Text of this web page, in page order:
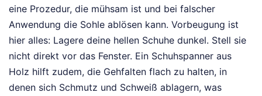
eine Prozedur, die mühsam ist und bei falscher
Anwendung die Sohle ablösen kann. Vorbeugung ist
hier alles: Lagere deine hellen Schuhe dunkel. Stell sie
nicht direkt vor das Fenster. Ein Schuhspanner aus
Holz hilft zudem, die Gehfalten flach zu halten, in
denen sich Schmutz und Schweiß ablagern, was